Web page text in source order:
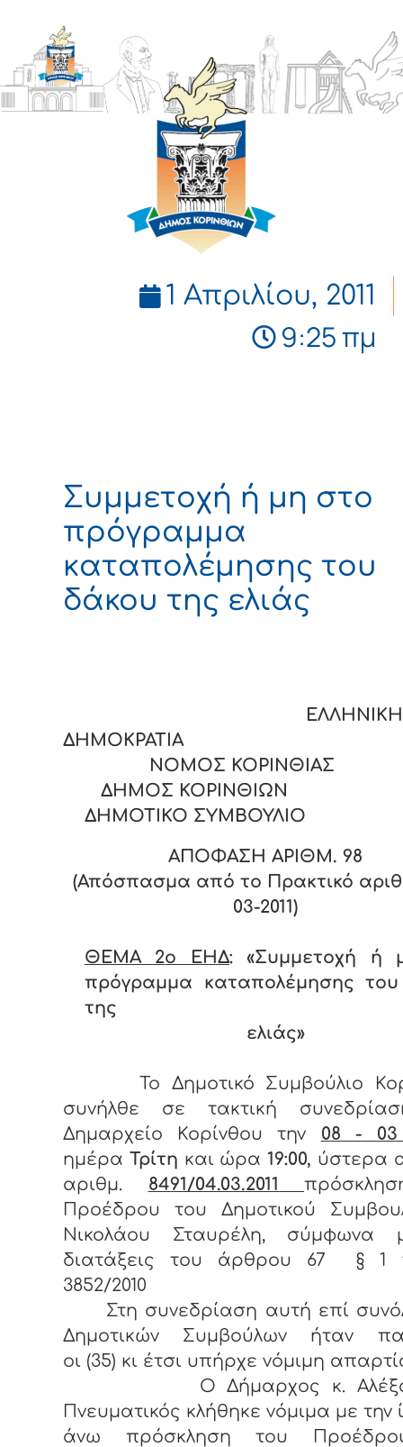
ΔΗΜΟΣ
ΚΟΡΙΝΘΙΩΝ
1 Απριλίου, 2011
9:25 πμ
Συμμετοχή ή μη στο
πρόγραμμα
καταπολέμησης του
δάκου της ελιάς
ΕΛΛΗΝΙΚΗ
ΔΗΜΟΚΡΑΤΙΑ
ΝΟΜΟΣ ΚΟΡΙΝΘΙΑΣ
ΔΗΜΟΣ ΚΟΡΙΝΘΙΩΝ
ΔΗΜΟΤΙΚΟ ΣΥΜΒΟΥΛΙΟ
ΑΠΟΦΑΣΗ ΑΡΙΘΜ. 98
(Απόσπασμα από το Πρακτικό
03-2011)
ΘΕΜΑ 2o ΕΗΔ: «Συμμετοχή ή
πρόγραμμα καταπολέμησης
της
ελιάς»
Το Δημοτικό Συμβούλιο
συνήλθε σε τακτική
Δημαρχείο Κορίνθου την 08 - 03
ημέρα Τρίτη και ώρα19:00, ύστερα
αριθμ. 8491/04.03.2011
Προέδρου του Δημοτικού
Νικολάου Σταυρέλη, σύμφωνα
διατάξεις του άρθρου 67 § 1
3852/2010
Στη συνεδρίαση αυτή επί
Δημοτικών Συμβούλων ήταν
οι (35) κι έτσι υπήρχε νόμιμη
Ο Δήμαρχος κ.
Πνευματικός κλήθηκε νόμιμα με την
άνω πρόσκληση του